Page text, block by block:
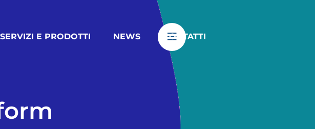
SERVIZI E PRODOTTI NEWS CONTATTI